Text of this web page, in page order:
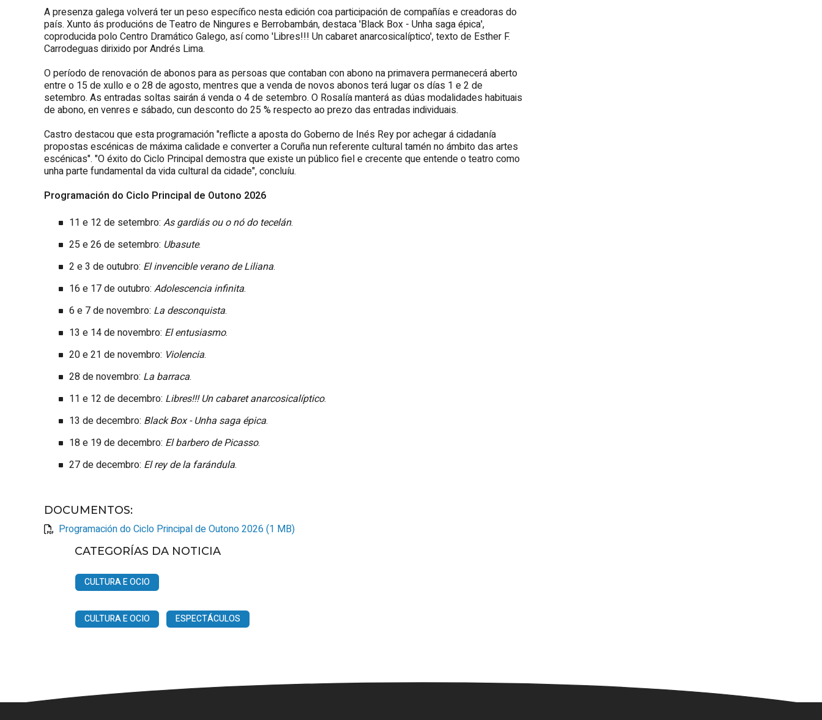
A presenza galega volverá ter un peso específico nesta edición coa participación de compañías e creadoras do
país. Xunto ás producións de Teatro de Ningures e Berrobambán, destaca 'Black Box - Unha saga épica',
coproducida polo Centro Dramático Galego, así como 'Libres!!! Un cabaret anarcosicalíptico', texto de Esther F.
Carrodeguas dirixido por Andrés Lima.
O período de renovación de abonos para as persoas que contaban con abono na primavera permanecerá aberto
entre o 15 de xullo e o 28 de agosto, mentres que a venda de novos abonos terá lugar os días 1 e 2 de
setembro. As entradas soltas sairán á venda o 4 de setembro. O Rosalía manterá as dúas modalidades habituais
de abono, en venres e sábado, cun desconto do 25 % respecto ao prezo das entradas individuais.
Castro destacou que esta programación "reflicte a aposta do Goberno de Inés Rey por achegar á cidadanía
propostas escénicas de máxima calidade e converter a Coruña nun referente cultural tamén no ámbito das artes
escénicas". "O éxito do Ciclo Principal demostra que existe un público fiel e crecente que entende o teatro como
unha parte fundamental da vida cultural da cidade", concluíu.
Programación do Ciclo Principal de Outono 2026
11 e 12 de setembro: As gardiás ou o nó do tecelán.
25 e 26 de setembro: Ubasute.
2 e 3 de outubro: El invencible verano de Liliana.
16 e 17 de outubro: Adolescencia infinita.
6 e 7 de novembro: La desconquista.
13 e 14 de novembro: El entusiasmo.
20 e 21 de novembro: Violencia.
28 de novembro: La barraca.
11 e 12 de decembro: Libres!!! Un cabaret anarcosicalíptico.
13 de decembro: Black Box - Unha saga épica.
18 e 19 de decembro: El barbero de Picasso.
27 de decembro: El rey de la farándula.
DOCUMENTOS:
Programación do Ciclo Principal de Outono 2026 (1 MB)
CATEGORÍAS DA NOTICIA
CULTURA E OCIO
CULTURA E OCIO ESPECTÁCULOS